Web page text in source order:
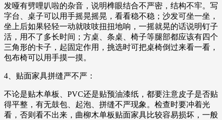
发哑有劈哩叭啦的杂音，说明榫眼结合不严密，结构不牢。写
字台、桌子可以用手摇晃摇晃，看看稳不稳；沙发可坐一坐，
坐上后如果轻轻一动就吱吱扭扭地响，一摇就晃的话说明钉子
活，用不了多长时间；方桌、条桌、椅子等腿部都应该有四个
三角形的卡子，起固定作用，挑选时可把桌椅倒过来看一看，
包布椅可以用手摸一摸。
4、贴面家具拼缝严不严：
不论是贴木单板、PVC还是贴预油漆纸，都要注意皮子是否贴
得平整，有无鼓包、起泡、拼缝不严现象。检查时要冲着光
看，否则看不出来，曲柳木单板贴面家具比较容易损坏，一般